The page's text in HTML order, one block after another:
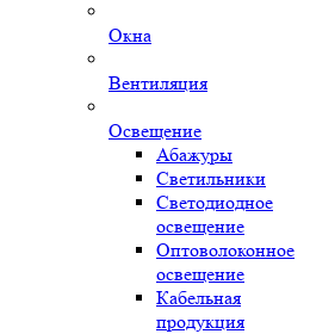
Окна
Вентиляция
Освещение
Абажуры
Светильники
Светодиодное
освещение
Оптоволоконное
освещение
Кабельная
продукция